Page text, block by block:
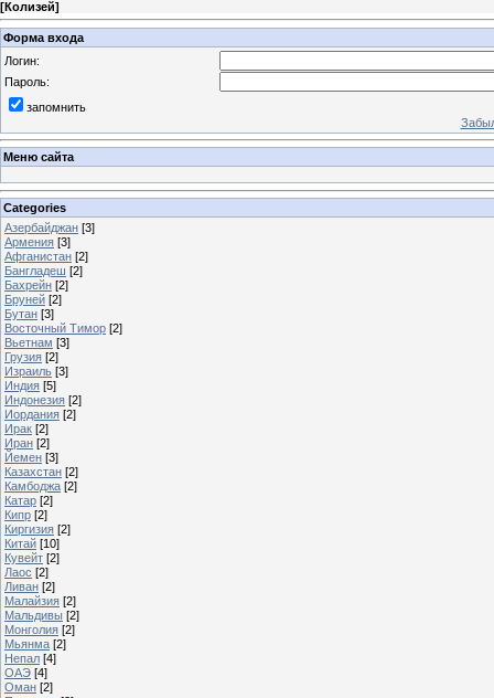
[Колизей]
Форма входа
Логин:
Пароль:
запомнить
Меню сайта
Categories
Азербайджан [3]
Армения [3]
Афганистан [2]
Бангладеш [2]
Бахрейн [2]
Бруней [2]
Бутан [3]
Восточный Тимор [2]
Вьетнам [3]
Грузия [2]
Израиль [3]
Индия [5]
Индонезия [2]
Иордания [2]
Ирак [2]
Иран [2]
Йемен [3]
Казахстан [2]
Камбоджа [2]
Катар [2]
Кипр [2]
Киргизия [2]
Китай [10]
Кувейт [2]
Лаос [2]
Ливан [2]
Малайзия [2]
Мальдивы [2]
Монголия [2]
Мьянма [2]
Непал [4]
ОАЭ [4]
Оман [2]